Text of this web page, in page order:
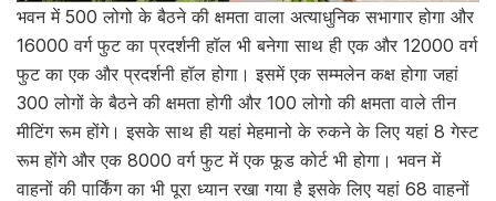
भवन में 500 लोगो के बैठने की क्षमता वाला अत्याधुनिक सभागार होगा और
16000 वर्ग फुट का प्रदर्शनी हॉल भी बनेगा साथ ही एक और 12000 वर्ग
फुट का एक और प्रदर्शनी हॉल होगा। इसमें एक सम्मलेन कक्ष होगा जहां
300 लोगों के बैठने की क्षमता होगी और 100 लोगो की क्षमता वाले तीन
मीटिंग रूम होंगे। इसके साथ ही यहां मेहमानो के रुकने के लिए यहां 8 गेस्ट
रूम होंगे और एक 8000 वर्ग फुट में एक फूड कोर्ट भी होगा। भवन में
वाहनों की पार्किंग का भी पूरा ध्यान रखा गया है इसके लिए यहां 68 वाहनों